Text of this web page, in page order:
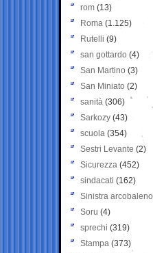
rom (13)
Roma (1.125)
Rutelli (9)
san gottardo (4)
San Martino (3)
San Miniato (2)
sanità (306)
Sarkozy (43)
scuola (354)
Sestri Levante (2)
Sicurezza (452)
sindacati (162)
Sinistra arcobaleno
Soru (4)
sprechi (319)
Stampa (373)